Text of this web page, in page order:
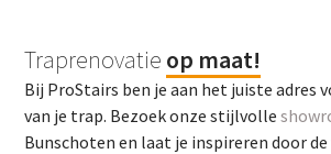
Traprenovatie op maat!
Bij ProStairs ben je aan het juiste adres
van je trap. Bezoek onze stijlvolle
Bunschoten en laat je inspireren door